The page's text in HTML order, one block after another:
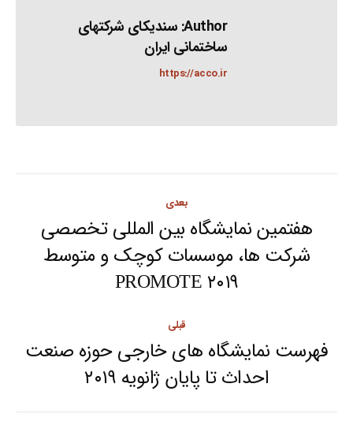
Author: سندیکای شرکتهای
ساختمانی ایران
https://acco.ir
navigation
قبلی
Previous
post:
فهرست نمایشگاه های خارجی حوزه صنعت
احداث تا پایان ژانویه ۲۰۱۹
بعدی
Next
post:
هفتمین نمایشگاه بین المللی تخصصی
شرکت ها، موسسات کوچک و متوسط
PROMOTE ۲۰۱۹